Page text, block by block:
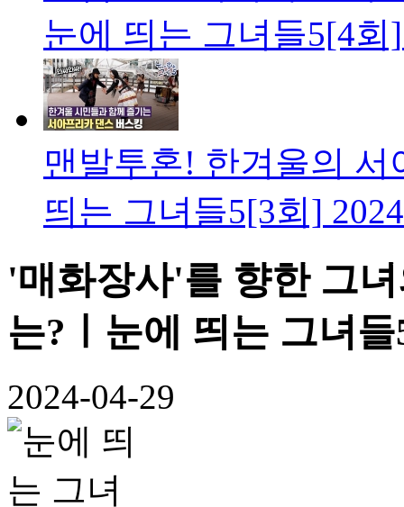
눈에 띄는 그녀들5[4회]
맨발투혼! 한겨울의
띄는 그녀들5[3회]
'매화장사'를 향한 그
는?ㅣ눈에 띄는 그녀
2024-04-29